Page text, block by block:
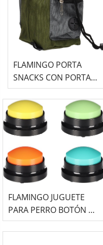
FLAMINGO PORTA
SNACKS CON PORTA
BOLSAS VERDE - VASCO
FLAMINGO JUGUETE
PARA PERRO BOTÓN DE
AUDIO GRABABLE -
DISPLAY